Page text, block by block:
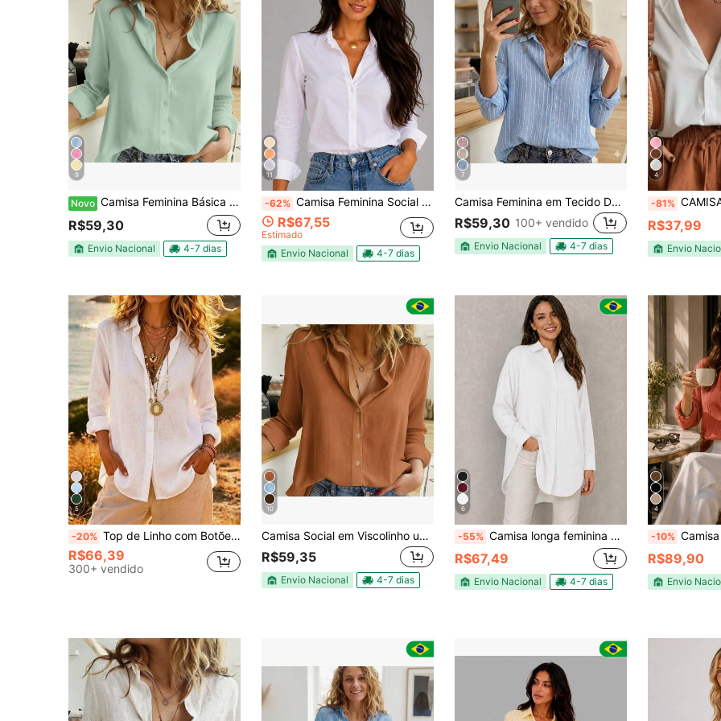
9
Novo Camisa Feminina Básica Chic Manga longa Botões - Viscolinho
R$59,30
Envio Nacional 4-7 dias
11
-62% Camisa Feminina Social Manga Longa em Viscolinho – Elegante, Confortável e Casual Trabalho
R$67,55
Estimado
Envio Nacional
4-7 dias
7
Camisa Feminina em Tecido Duna Premium – Elegância Sem Esforço!
R$59,30 100+ vendido
Envio Nacional 4-7 dias
4
-81% CAMISA LISA
R$37,99
Envio
5
-20% Top de Linho com Botões para Mulheres, Manga Longa, Blusa Casual Solta com Decote em V, Top de Verão, Estilo Descomplicado, Branco
R$66,39
300+ vendido
10
Camisa Social em Viscolinho uso Diário
R$59,35
Envio Nacional 4-7 dias
6
-55% Camisa longa feminina de linho com bolsos frontais no peito e duas fendas na barra.
R$67,49
Envio Nacional 4-7 dias
4
-10% Camisa Feminina Linho
R$89,90
Envio